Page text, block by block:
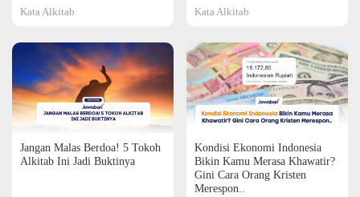
Kata Alkitab Kata Alkitab
Jangan Malas Berdoa! 5 Tokoh
Alkitab Ini Jadi Buktinya
Kondisi Ekonomi Indonesia
Bikin Kamu Merasa Khawatir?
Gini Cara Orang Kristen
Merespon..